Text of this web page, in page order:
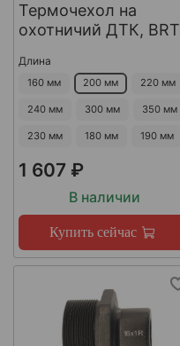
Термочехол на
охотничий ДТК, BRT
Длина
160 мм 200 мм 220 мм
240 мм 300 мм 350 мм
230 мм 180 мм 190 мм
1 607 ₽
В наличии
Купить сейчас